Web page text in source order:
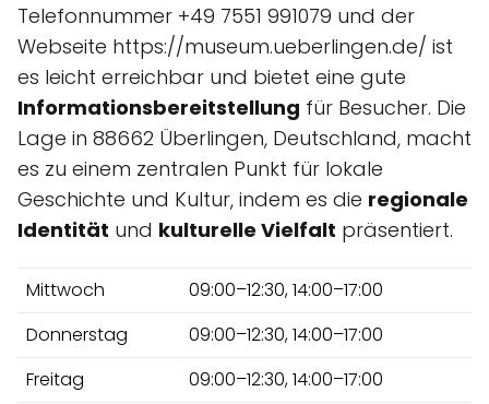
Telefonnummer +49 7551 991079 und der
Webseite https://museum.ueberlingen.de/ ist
es leicht erreichbar und bietet eine gute
Informationsbereitstellung für Besucher. Die
Lage in 88662 Überlingen, Deutschland, macht
es zu einem zentralen Punkt für lokale
Geschichte und Kultur, indem es die regionale
Identität und kulturelle Vielfalt präsentiert.
Mittwoch
09:00–12:30, 14:00–17:00
Donnerstag
09:00–12:30, 14:00–17:00
Freitag
09:00–12:30, 14:00–17:00